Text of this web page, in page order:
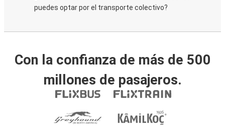
puedes optar por el transporte colectivo?
Con la confianza de más de 500
millones de pasajeros.